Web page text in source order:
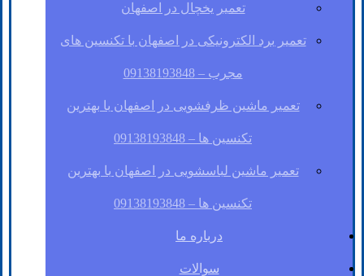
تعمیر یخچال در اصفهان
تعمیر برد الکترونیکی در اصفهان با تکنسین های
مجرب – 09138193848
تعمیر ماشین ظرفشویی در اصفهان با بهترین
تکنسین ها – 09138193848
تعمیر ماشین لباسشویی در اصفهان با بهترین
تکنسین ها – 09138193848
درباره ما
سوالات